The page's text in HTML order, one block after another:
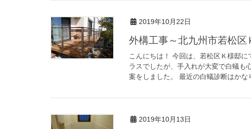
2019年10月22日
外構工事～北九州市若松区
こんにちは！ 今回は、若松区Ｋ様邸
ラスでしたが、手入れが大変で白蟻も
案をしました。 最近の白蟻診断はか
2019年10月13日